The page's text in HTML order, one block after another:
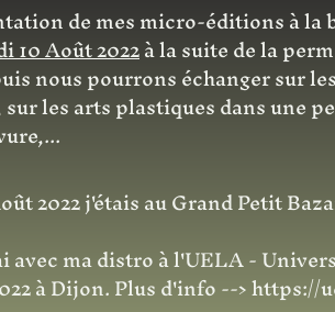
de mes micro-éditions à
10 Août 2022à la suite de la
nous pourrons échanger sur
les arts plastiques dans une
2022 j'étais au Grand Petit
avec ma distro à l'UELA -
à Dijon.Plus d'info -->https://